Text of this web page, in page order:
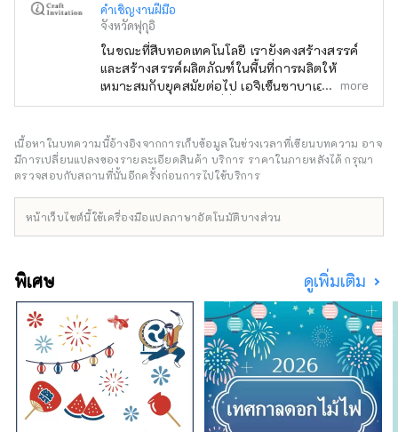
คำเชิญงานฝีมือ
จังหวัดฟุกุอิ
ในขณะที่สืบทอดเทคโนโลยี เรายังคงสร้างสรรค์
และสร้างสรรค์ผลิตภัณฑ์ในพื้นที่การผลิตให้
เหมาะสมกับยุคสมัยต่อไป เอจิเซ็นซาบาเอะใน
จังหวัดฟุคุอิเป็นสถานที่ที่คุณสามารถมองเห็น
พบปะผู้คนและสิ่งของที่มีคุณค่าหลากหลาย
“เหตุการณ์” ที่เกิดจากสถานที่แห่งนี้ เราหวังว่าจะ
กลายเป็นสถานที่ที่นักเดินทางสามารถค้นพบสิ่ง
ไว้ที่ Craft Invitation จากนี้ไปเพื่อถ่ายทอดเสน่ห์
more
เนื้อหาในบทความนี้อ้างอิงจากการเก็บข้อมูลในช่วงเวลาที่เขียนบทความ อาจ
มีการเปลี่ยนแปลงของรายละเอียดสินค้า บริการ ราคาในภายหลังได้ กรุณา
ตรวจสอบกับสถานที่นั้นอีกครั้งก่อนการไปใช้บริการ
หน้าเว็บไซต์นี้ใช้เครื่องมือแปลภาษาอัตโนมัติบางส่วน
พิเศษ ดูเพิ่มเติม